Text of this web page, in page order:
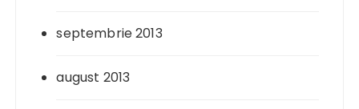
septembrie 2013
august 2013